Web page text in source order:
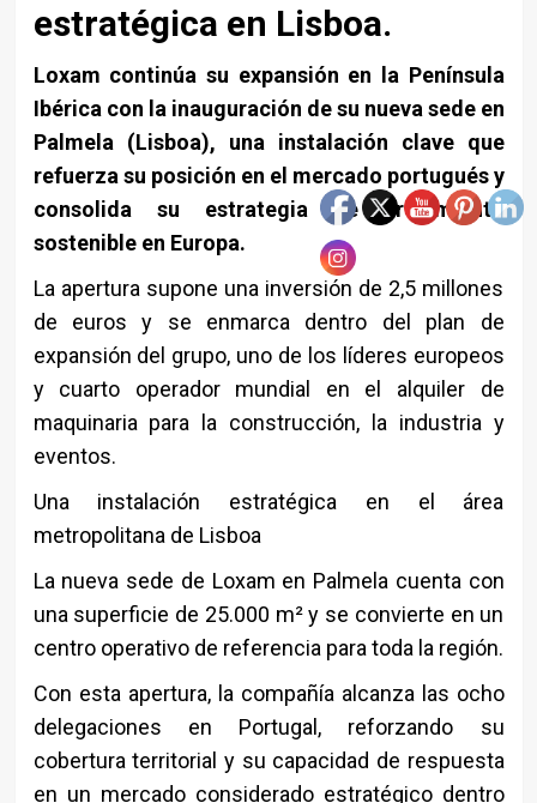
estratégica en Lisboa.
Loxam continúa su expansión en la Península
Ibérica con la inauguración de su nueva sede en
Palmela (Lisboa), una instalación clave que
refuerza su posición en el mercado portugués y
consolida su estrategia de crecimiento
sostenible en Europa.
La apertura supone una inversión de 2,5 millones
de euros y se enmarca dentro del plan de
expansión del grupo, uno de los líderes europeos
y cuarto operador mundial en el alquiler de
maquinaria para la construcción, la industria y
eventos.
Una instalación estratégica en el área
metropolitana de Lisboa
La nueva sede de Loxam en Palmela cuenta con
una superficie de 25.000 m² y se convierte en un
centro operativo de referencia para toda la región.
Con esta apertura, la compañía alcanza las ocho
delegaciones en Portugal, reforzando su
cobertura territorial y su capacidad de respuesta
en un mercado considerado estratégico dentro